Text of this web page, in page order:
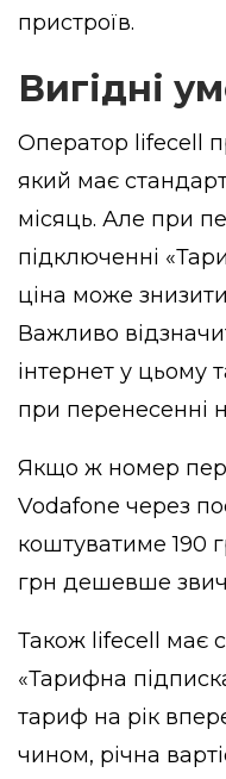
пристроїв.
Вигідні
Оператор lifecell
який має
місяць. Але при
підключенні
ціна може
Важливо
інтернет у цьому
при перенесенні
Якщо ж номер
Vodafone через
коштуватиме 190
грн дешевше
Також lifecell має
«Тарифна
тариф на рік
чином, річна